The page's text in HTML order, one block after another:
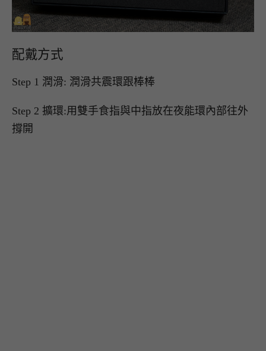
配戴方式
Step 1 潤滑: 潤滑共震環跟棒棒
Step 2 擴環:用雙手食指與中指放在夜能環內部往外
撐開